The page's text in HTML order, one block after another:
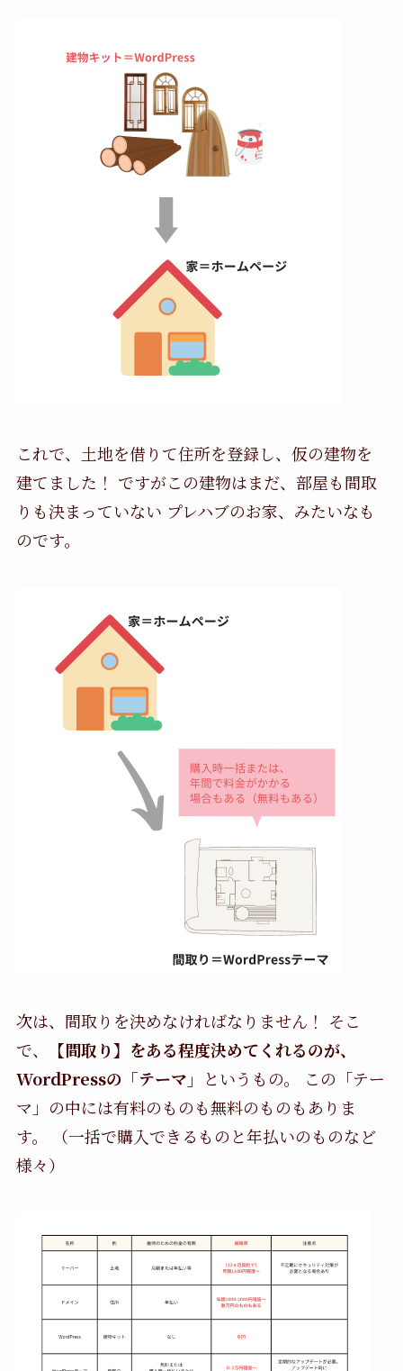
これで、土地を借りて住所を登録し、仮の建物を
建てました！ ですがこの建物はまだ、部屋も間取
りも決まっていない プレハブのお家、みたいなも
のです。
次は、間取りを決めなければなりません！ そこ
で、
【間取り】をある程度決めてくれるのが、
WordPressの「テーマ」
というもの。 この「テー
マ」の中には有料のものも無料のものもありま
す。 （一括で購入できるものと年払いのものなど
様々）